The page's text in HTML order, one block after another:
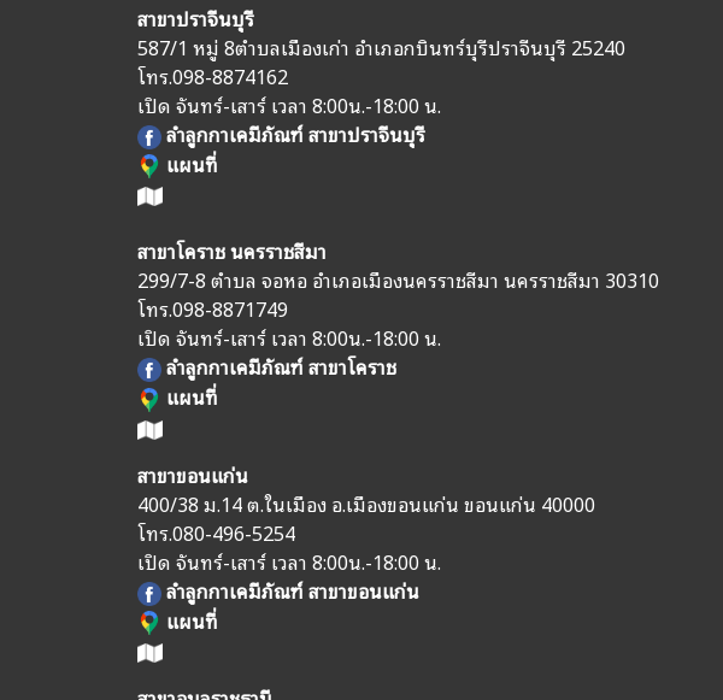
สาขาปราจีนบุรี
587/1 หมู่ 8ตำบลเมืองเก่า อำเภอกบินทร์บุรีปราจีนบุรี 25240
โทร.098-8874162
เปิด จันทร์-เสาร์ เวลา 8:00น.-18:00 น.
ลำลูกกาเคมีภัณฑ์ สาขาปราจีนบุรี
แผนที่
สาขาโคราช นครราชสีมา
299/7-8 ตำบล จอหอ อำเภอเมืองนครราชสีมา นครราชสีมา 30310
โทร.098-8871749
เปิด จันทร์-เสาร์ เวลา 8:00น.-18:00 น.
ลำลูกกาเคมีภัณฑ์ สาขาโคราช
แผนที่
สาขาขอนแก่น
400/38 ม.14 ต.ในเมือง อ.เมืองขอนแก่น ขอนแก่น 40000
โทร.080-496-5254
เปิด จันทร์-เสาร์ เวลา 8:00น.-18:00 น.
ลำลูกกาเคมีภัณฑ์ สาขาขอนแก่น
แผนที่